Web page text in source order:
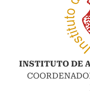
INSTITUTO DE